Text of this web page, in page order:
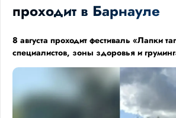
проходит в Барнауле
8 августа проходит фестиваль «Лапки
специалистов, зоны здоровья и